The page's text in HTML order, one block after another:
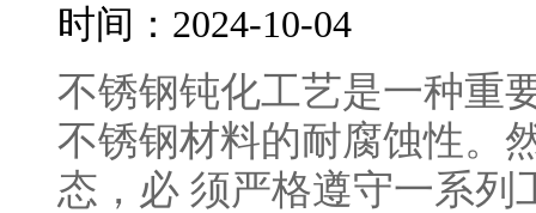
时间：2024-10-04
不锈钢钝化工艺是一种重
不锈钢材料的耐腐蚀性。
态，必 须严格遵守一系列